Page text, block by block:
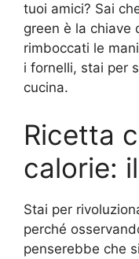
tuoi amici? Sai
green è la chiave
rimboccati le
i fornelli, stai per
cucina.
Ricetta
calorie:
Stai per
perché
penserebbe che